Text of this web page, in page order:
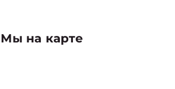
Мы на карте